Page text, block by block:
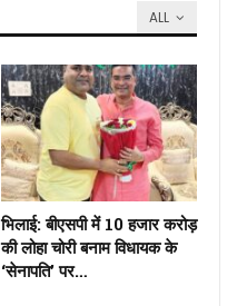
ALL
भिलाई: बीएसपी में 10 हजार करोड़
की लोहा चोरी बनाम विधायक के
‘सेनापति’ पर…